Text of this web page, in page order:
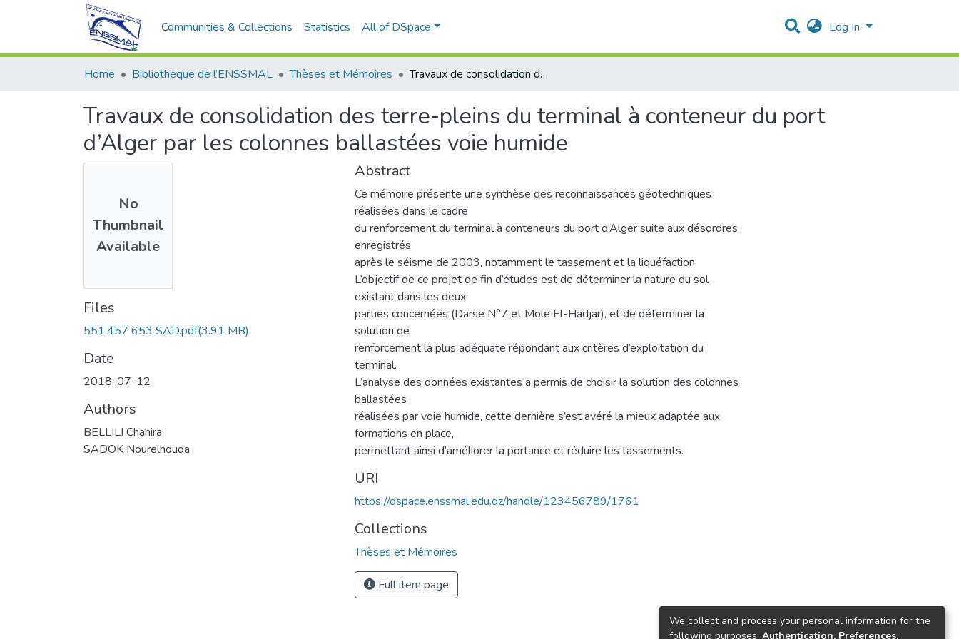
Communities & Collections Statistics All of DSpace Log In
Home Bibliotheque de l’ENSSMAL Thèses et Mémoires Travaux de consolidation des terre-pleins du terminal à conteneur du port d’Alger par les colonnes ballastées voie humide
Travaux de consolidation des terre-pleins du terminal à conteneur du port
d’Alger par les colonnes ballastées voie humide
No
Thumbnail
Available
Files
551.457 653 SAD.pdf(3.91 MB)
Date
2018-07-12
Authors
BELLILI Chahira
SADOK Nourelhouda
Abstract
Ce mémoire présente une synthèse des reconnaissances géotechniques
réalisées dans le cadre
du renforcement du terminal à conteneurs du port d’Alger suite aux désordres
enregistrés
après le séisme de 2003, notamment le tassement et la liquéfaction.
L’objectif de ce projet de fin d’études est de déterminer la nature du sol
existant dans les deux
parties concernées (Darse N°7 et Mole El-Hadjar), et de déterminer la
solution de
renforcement la plus adéquate répondant aux critères d’exploitation du
terminal.
L’analyse des données existantes a permis de choisir la solution des colonnes
ballastées
réalisées par voie humide, cette dernière s’est avéré la mieux adaptée aux
formations en place,
permettant ainsi d’améliorer la portance et réduire les tassements.
URI
https://dspace.enssmal.edu.dz/handle/123456789/1761
Collections
Thèses et Mémoires
Full item page
We collect and process your personal information for the
following purposes: Authentication, Preferences,